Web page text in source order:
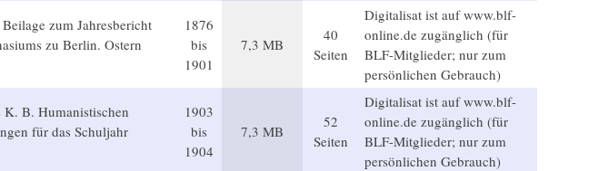
zum Jahresbericht
zu Berlin. Ostern
1876
bis
1901
7,3 MB
40
Seiten
Digitalisat ist auf www.blf-
online.de zugänglich (für
BLF-Mitglieder; nur zum
persönlichen Gebrauch)
K. B. Humanistischen
für das Schuljahr
1903
bis
1904
7,3 MB
52
Seiten
Digitalisat ist auf www.blf-
online.de zugänglich (für
BLF-Mitglieder; nur zum
persönlichen Gebrauch)